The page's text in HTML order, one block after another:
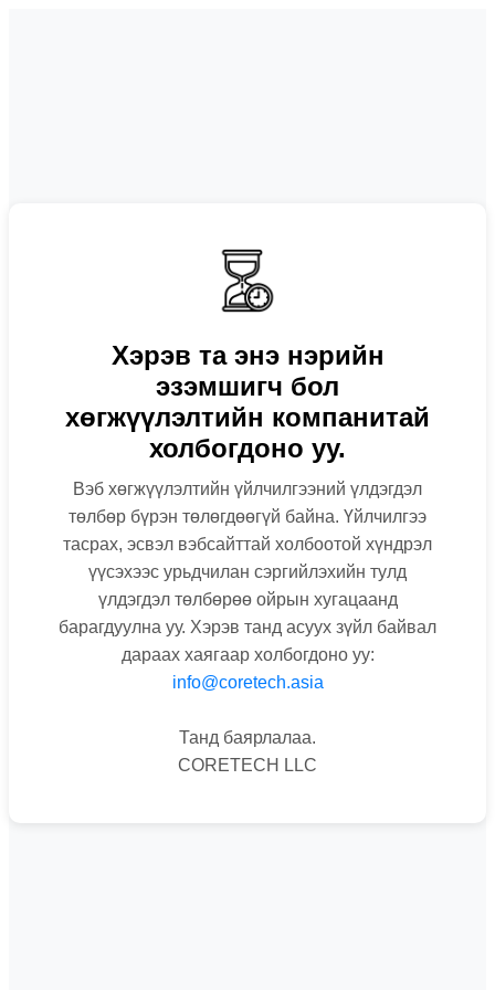
Хэрэв та энэ нэрийн
эзэмшигч бол
хөгжүүлэлтийн компанитай
холбогдоно уу.
Вэб хөгжүүлэлтийн үйлчилгээний үлдэгдэл
төлбөр бүрэн төлөгдөөгүй байна. Үйлчилгээ
тасрах, эсвэл вэбсайттай холбоотой хүндрэл
үүсэхээс урьдчилан сэргийлэхийн тулд
үлдэгдэл төлбөрөө ойрын хугацаанд
барагдуулна уу. Хэрэв танд асуух зүйл байвал
дараах хаягаар холбогдоно уу:
info@coretech.asia
Танд баярлалаа.
CORETECH LLC